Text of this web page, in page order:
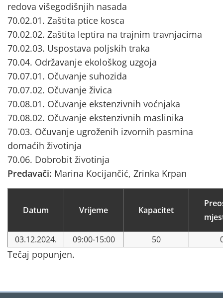
redova višegodišnjih nasada
70.02.01. Zaštita ptice kosca
70.02.02. Zaštita leptira na trajnim travnjacima
70.02.03. Uspostava poljskih traka
70.04. Održavanje ekološkog uzgoja
70.07.01. Očuvanje suhozida
70.07.02. Očuvanje živica
70.08.01. Očuvanje ekstenzivnih voćnjaka
70.08.02. Očuvanje ekstenzivnih maslinika
70.03. Očuvanje ugroženih izvornih pasmina
domaćih životinja
70.06. Dobrobit životinja
Predavači: Marina Kocijančić, Zrinka Krpan
Datum Vrijeme Kapacitet
03.12.2024. 09:00-15:00 50
Tečaj popunjen.